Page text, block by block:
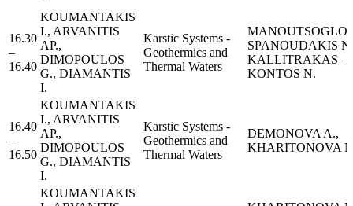
16.30
–
16.40
KOUMANTAKIS
I., ARVANITIS
AP.,
DIMOPOULOS
G., DIAMANTIS
I.
Karstic Systems -
Geothermics and
Thermal Waters
SPANOUDAKIS
KALLITRAKAS –
KONTOS N.
16.40
–
16.50
KOUMANTAKIS
I., ARVANITIS
AP.,
DIMOPOULOS
G., DIAMANTIS
I.
Karstic Systems -
Geothermics and
Thermal Waters
DEMONOVA A.,
KHARITONOVA
KOUMANTAKIS